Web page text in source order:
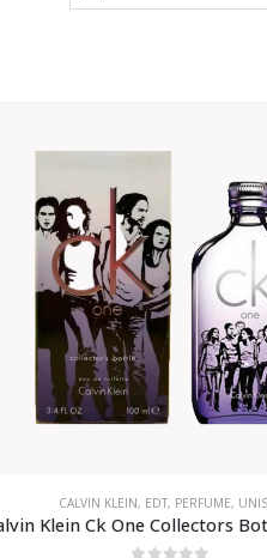
CALVIN KLEIN, EDT, PERFUME,